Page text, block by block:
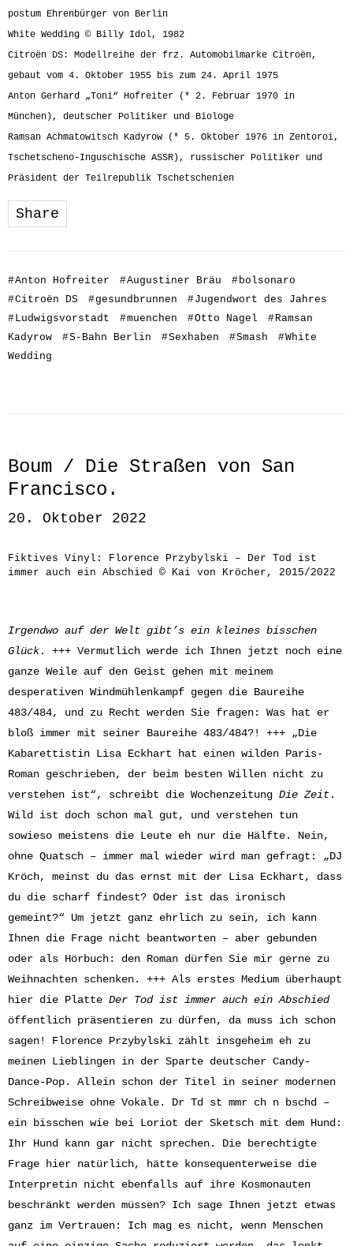
postum Ehrenbürger von Berlin
White Wedding © Billy Idol, 1982
Citroën DS: Modellreihe der frz. Automobilmarke Citroën,
gebaut vom 4. Oktober 1955 bis zum 24. April 1975
Anton Gerhard „Toni“ Hofreiter (* 2. Februar 1970 in
München), deutscher Politiker und Biologe
Ramsan Achmatowitsch Kadyrow (* 5. Oktober 1976 in Zentoroi,
Tschetscheno-Inguschische ASSR), russischer Politiker und
Präsident der Teilrepublik Tschetschenien
Share
#Anton Hofreiter #Augustiner Bräu #bolsonaro
#Citroën DS #gesundbrunnen #Jugendwort des Jahres
#Ludwigsvorstadt #muenchen #Otto Nagel #Ramsan
Kadyrow
#S-Bahn Berlin #Sexhaben #Smash #White
Wedding
Boum / Die Straßen von San
Francisco.
20. Oktober 2022
Fiktives Vinyl: Florence Przybylski – Der Tod ist
immer auch ein Abschied © Kai von Kröcher, 2015/2022
Irgendwo auf der Welt gibt’s ein kleines bisschen
Glück. +++ Vermutlich werde ich Ihnen jetzt noch eine
ganze Weile auf den Geist gehen mit meinem
desperativen Windmühlenkampf gegen die Baureihe
483/484, und zu Recht werden Sie fragen: Was hat er
bloß immer mit seiner Baureihe 483/484?! +++ „Die
Kabarettistin Lisa Eckhart hat einen wilden Paris-
Roman geschrieben, der beim besten Willen nicht zu
verstehen ist“, schreibt die Wochenzeitung Die Zeit.
Wild ist doch schon mal gut, und verstehen tun
sowieso meistens die Leute eh nur die Hälfte. Nein,
ohne Quatsch – immer mal wieder wird man gefragt: „DJ
Kröch, meinst du das ernst mit der Lisa Eckhart, dass
du die scharf findest? Oder ist das ironisch
gemeint?“ Um jetzt ganz ehrlich zu sein, ich kann
Ihnen die Frage nicht beantworten – aber gebunden
oder als Hörbuch: den Roman dürfen Sie mir gerne zu
Weihnachten schenken. +++ Als erstes Medium überhaupt
hier die Platte Der Tod ist immer auch ein Abschied
öffentlich präsentieren zu dürfen, da muss ich schon
sagen! Florence Przybylski zählt insgeheim eh zu
meinen Lieblingen in der Sparte deutscher Candy-
Dance-Pop. Allein schon der Titel in seiner modernen
Schreibweise ohne Vokale. Dr Td st mmr ch n bschd –
ein bisschen wie bei Loriot der Sketsch mit dem Hund:
Ihr Hund kann gar nicht sprechen. Die berechtigte
Frage hier natürlich, hätte konsequenterweise die
Interpretin nicht ebenfalls auf ihre Kosmonauten
beschränkt werden müssen? Ich sage Ihnen jetzt etwas
ganz im Vertrauen: Ich mag es nicht, wenn Menschen